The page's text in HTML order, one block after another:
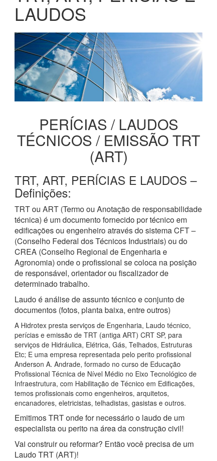
LAUDOS
PERÍCIAS / LAUDOS
TÉCNICOS / EMISSÃO TRT
(ART)
TRT, ART, PERÍCIAS E LAUDOS –
Definições:
TRT ou ART (Termo ou Anotação de responsabilidade
técnica) é um documento fornecido por técnico em
edificações ou engenheiro através do sistema CFT –
(Conselho Federal dos Técnicos Industriais) ou do
CREA (Conselho Regional de Engenharia e
Agronomia) onde o profissional se coloca na posição
de responsável, orientador ou fiscalizador de
determinado trabalho.
Laudo é análise de assunto técnico e conjunto de
documentos (fotos, planta baixa, entre outros)
A Hidrotex presta serviços de Engenharia, Laudo técnico,
perícias e emissão de TRT (antiga ART) CRT SP, para
serviços de Hidráulica, Elétrica, Gás, Telhados, Estruturas
Etc; E uma empresa representada pelo perito profissional
Anderson A. Andrade, formado no curso de Educação
Profissional Técnica de Nível Médio no Eixo Tecnológico de
Infraestrutura, com Habilitação de Técnico em Edificações,
temos profissionais como engenheiros, arquitetos,
encanadores, eletricistas, telhadistas, gasistas e outros.
Emitimos TRT onde for necessário o laudo de um
especialista ou perito na área da construção civil!
Vai construir ou reformar? Então você precisa de um
Laudo TRT (ART)!